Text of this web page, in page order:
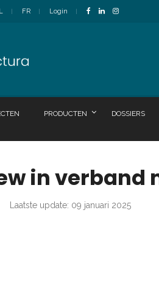
FR Login
PRODUCTEN DOSSIERS
in verband
Laatste update: 09 januari 2025